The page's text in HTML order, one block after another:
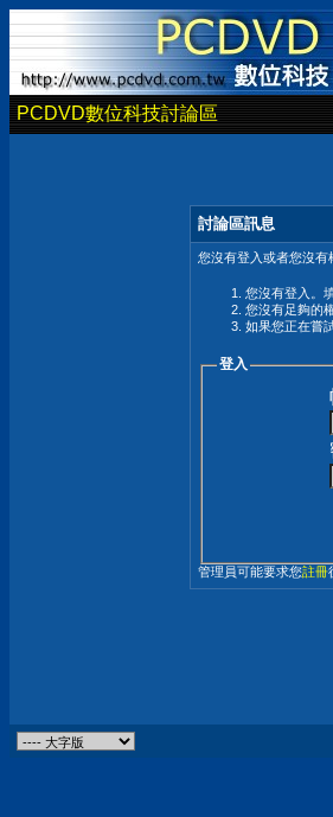
PCDVD數位科技討論區
討論區訊息
您沒有登入或者您沒
您沒有登入。
您沒有足夠的
如果您正在嘗
登入
管理員可能要求您註冊